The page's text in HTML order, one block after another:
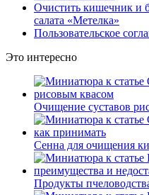
Очистить кишечник и
салата «Метелка»
Пользовательское
Это интересно
Очищение суставов
Сенна для очищения
Продукты